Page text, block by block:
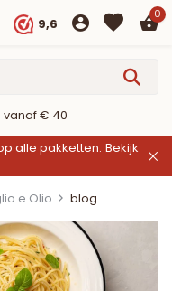
9,6
0
✔
alle pakketten. Bekijk
e Olio blog